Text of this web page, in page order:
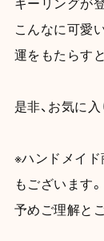
キーリングが
こんなに可愛
運をもたらす
是非、お気に
※ハンドメイド
もございます。
予めご理解と